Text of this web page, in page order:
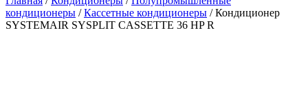
кондиционеры /Кассетные кондиционеры / Кондиционер
SYSTEMAIR SYSPLIT CASSETTE 36 HP R